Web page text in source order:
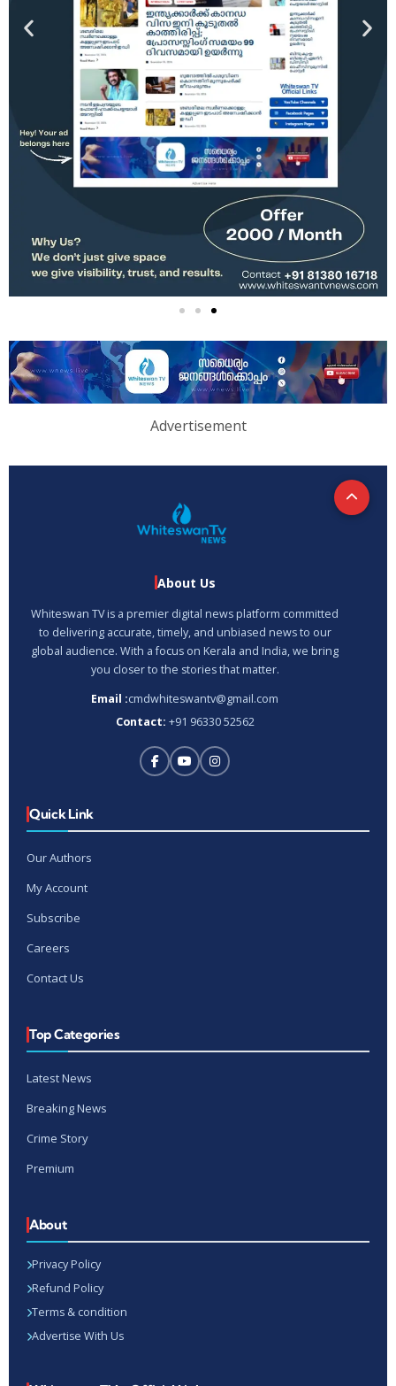
Advertisement
About Us
Whiteswan TV is a premier digital news platform committed
to delivering accurate, timely, and unbiased news to our
global audience. With a focus on Kerala and India, we bring
you closer to the stories that matter.
Email :cmdwhiteswantv@gmail.com
Contact: +91 96330 52562
Quick Link
Our Authors
My Account
Subscribe
Careers
Contact Us
Top Categories
Latest News
Breaking News
Crime Story
Premium
About
Privacy Policy
Refund Policy
Terms & condition
Advertise With Us